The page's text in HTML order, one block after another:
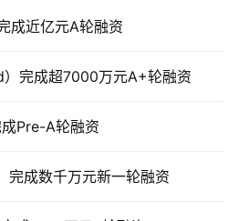
成近亿元A轮融资
完成超7000万元A+轮融资
Pre-A轮融资
完成数千万元新一轮融资